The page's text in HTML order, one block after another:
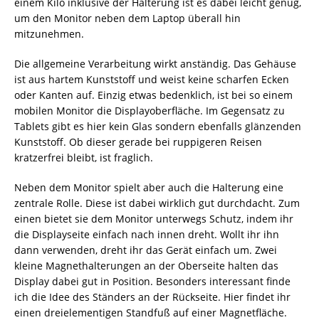
um den Monitor neben dem Laptop überall hin
mitzunehmen.
Die allgemeine Verarbeitung wirkt anständig. Das Gehäuse
ist aus hartem Kunststoff und weist keine scharfen Ecken
oder Kanten auf. Einzig etwas bedenklich, ist bei so einem
mobilen Monitor die Displayoberfläche. Im Gegensatz zu
Tablets gibt es hier kein Glas sondern ebenfalls glänzenden
Kunststoff. Ob dieser gerade bei ruppigeren Reisen
kratzerfrei bleibt, ist fraglich.
Neben dem Monitor spielt aber auch die Halterung eine
zentrale Rolle. Diese ist dabei wirklich gut durchdacht. Zum
einen bietet sie dem Monitor unterwegs Schutz, indem ihr
die Displayseite einfach nach innen dreht. Wollt ihr ihn
dann verwenden, dreht ihr das Gerät einfach um. Zwei
kleine Magnethalterungen an der Oberseite halten das
Display dabei gut in Position. Besonders interessant finde
ich die Idee des Ständers an der Rückseite. Hier findet ihr
einen dreielementigen Standfuß auf einer Magnetfläche.